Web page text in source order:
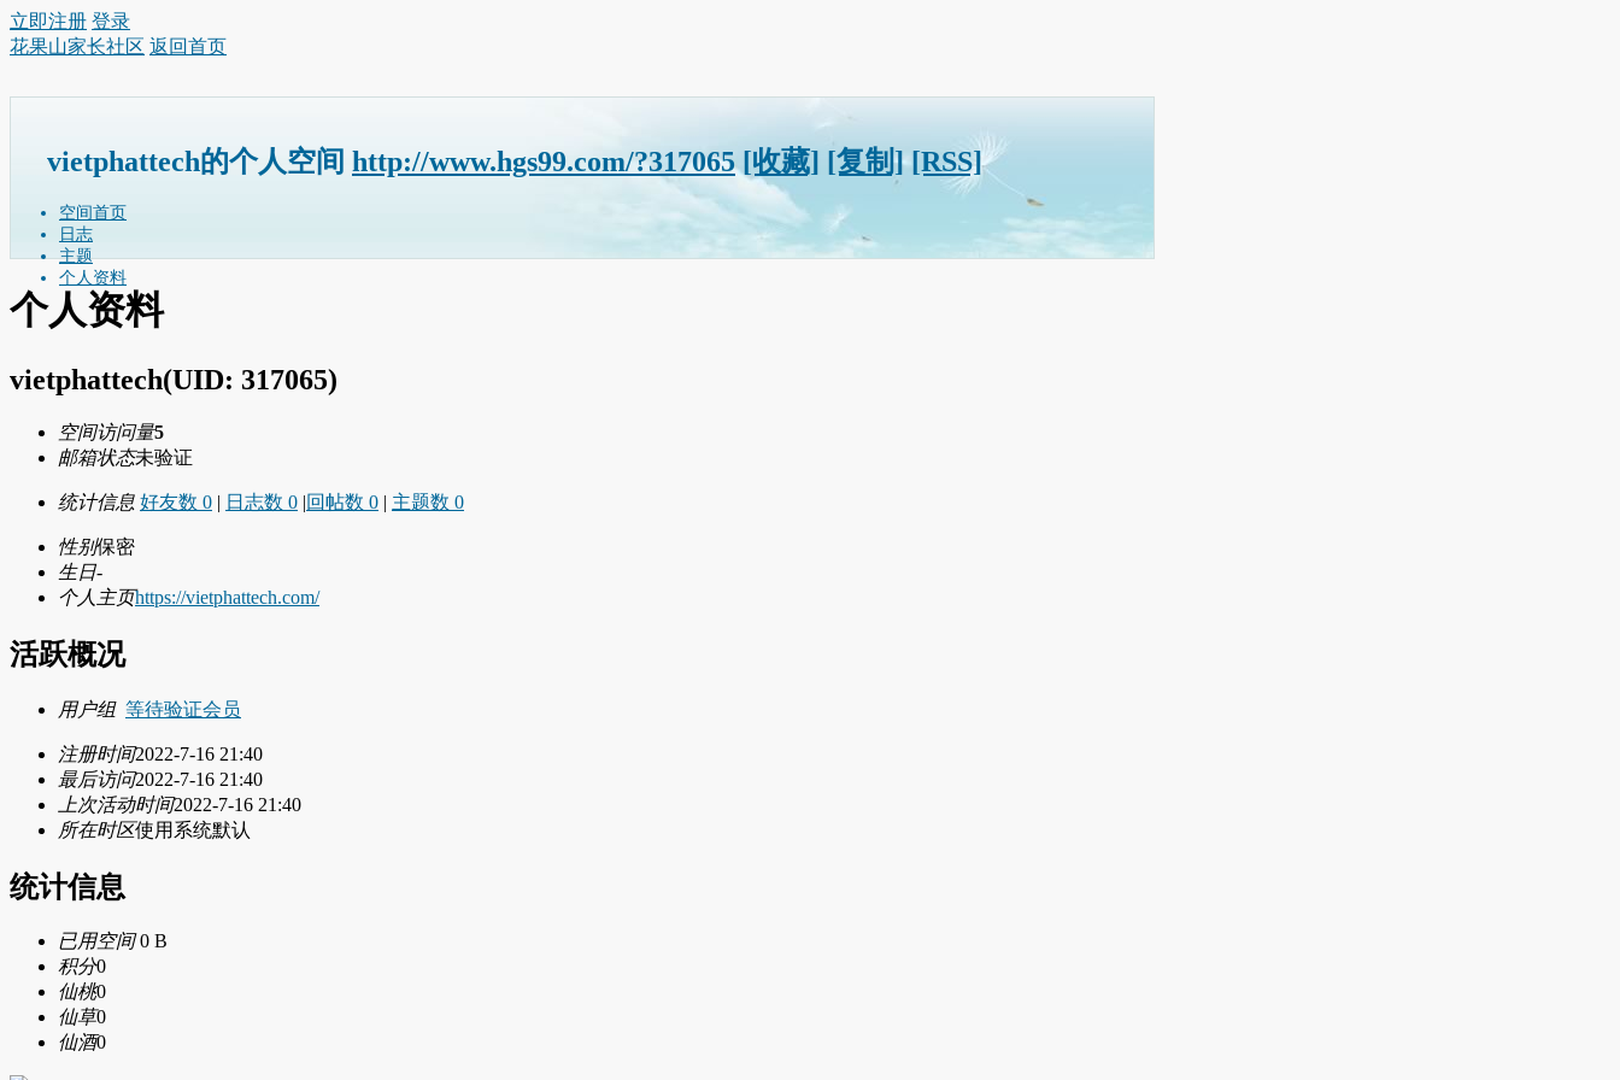
立即注册 登录
花果山家长社区 返回首页
vietphattech的个人空间 http://www.hgs99.com/?317065 [收藏] [复制] [RSS]
空间首页
日志
主题
个人资料
个人资料
vietphattech(UID: 317065)
空间访问量5
邮箱状态未验证
统计信息 好友数 0 | 日志数 0 |回帖数 0 | 主题数 0
性别保密
生日-
个人主页https://vietphattech.com/
活跃概况
用户组 等待验证会员
注册时间2022-7-16 21:40
最后访问2022-7-16 21:40
上次活动时间2022-7-16 21:40
所在时区使用系统默认
统计信息
已用空间0 B
积分0
仙桃0
仙草0
仙酒0